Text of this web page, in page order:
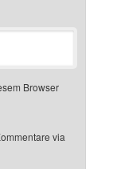
Browser
via